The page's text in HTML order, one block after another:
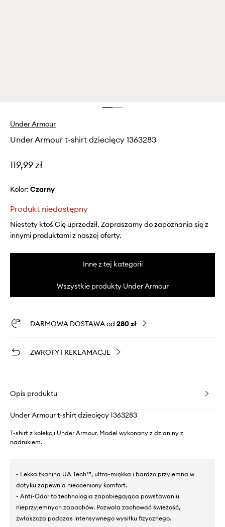
Under Armour
Under Armour t-shirt dziecięcy 1363283
119,99 zł
Kolor: czarny
Produkt niedostępny
Niestety ktoś Cię uprzedził. Zapraszamy do zapoznania się z
innymi produktami z naszej oferty.
Inne z tej kategorii
Wszystkie produkty Under Armour
DARMOWA DOSTAWA od 280 zł
ZWROTY I REKLAMACJE
Opis produktu
Under Armour t-shirt dziecięcy 1363283
T-shirt z kolekcji Under Armour. Model wykonany z dzianiny z
nadrukiem.
- Lekka tkanina UA Tech™, ultra-miękka i bardzo przyjemna w
dotyku zapewnia nieoceniony komfort.
- Anti-Odor to technologia zapobiegająca powstawaniu
nieprzyjemnych zapachów. Pozwala zachować świeżość,
zwłaszcza podczas intensywnego wysiłku fizycznego.